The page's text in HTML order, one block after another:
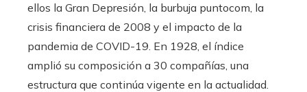
ellos la Gran Depresión, la burbuja puntocom, la
crisis financiera de 2008 y el impacto de la
pandemia de COVID-19. En 1928, el índice
amplió su composición a 30 compañías, una
estructura que continúa vigente en la actualidad.